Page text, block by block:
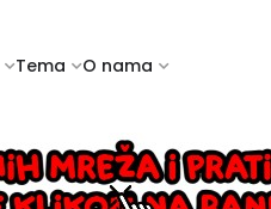
Tema O nama